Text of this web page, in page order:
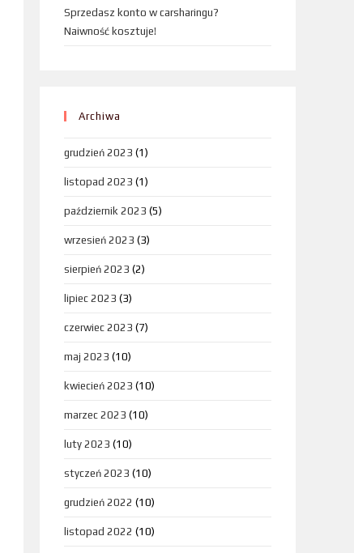
Sprzedasz konto w carsharingu?
Naiwność kosztuje!
Archiwa
grudzień 2023 (1)
listopad 2023 (1)
październik 2023 (5)
wrzesień 2023 (3)
sierpień 2023 (2)
lipiec 2023 (3)
czerwiec 2023 (7)
maj 2023 (10)
kwiecień 2023 (10)
marzec 2023 (10)
luty 2023 (10)
styczeń 2023 (10)
grudzień 2022 (10)
listopad 2022 (10)